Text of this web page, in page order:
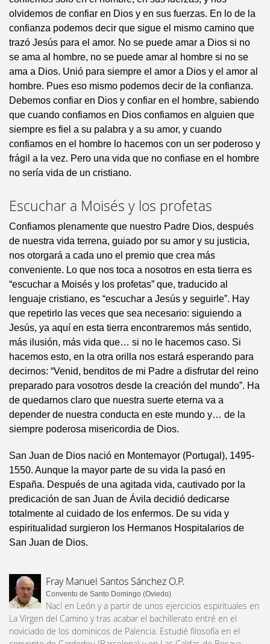
olvidemos de confiar en Dios y en sus fuerzas. En lo de la
confianza podemos decir que sigue el mismo camino que
trazó Jesús para el amor. No se puede amar a Dios si no
se ama al hombre, no se puede amar al hombre si no se
ama a Dios. Unió para siempre el amor a Dios y el amor al
hombre. Pues eso mismo podemos decir de la confianza.
Debemos confiar en Dios y confiar en el hombre, sabiendo
que cuando confiamos en Dios confiamos en alguien que
siempre es fiel a su palabra y a su amor, y cuando
confiamos en el hombre lo hacemos con un ser poderoso y
frágil a la vez. Pero una vida que no confiase en el hombre
no sería vida de un cristiano.
Escuchar a Moisés y los profetas
Confiamos plenamente que nuestro Padre Dios, después
de nuestra vida terrena, guiado por su amor y su justicia,
nos otorgará a cada uno el premio que crea más
conveniente. Lo que nos toca a nosotros en esta tierra es
“escuchar a Moisés y los profetas” que, traducido al
lenguaje cristiano, es “escuchar a Jesús y seguirle”. Hay
que repetirlo las veces que sea necesario: siguiendo a
Jesús, ya aquí en esta tierra encontraremos más sentido,
más ilusión, más vida que… si no le hacemos caso. Si
hacemos esto, en la otra orilla nos estará esperando para
decirnos: “Venid, benditos de mi Padre a disfrutar del reino
preparado para vosotros desde la creación del mundo”. Ha
de quedarnos claro que nuestra suerte eterna va a
depender de nuestra conducta en este mundo y… de la
siempre poderosa misericordia de Dios.
San Juan de Dios nació en Montemayor (Portugal), 1495-
1550. Aunque la mayor parte de su vida la pasó en
España. Después de una agitada vida, cautivado por la
predicación de san Juan de Ávila decidió dedicarse
totalmente al cuidado de los enfermos. De su vida y
espiritualidad surgieron los Hermanos Hospitalarios de
San Juan de Dios.
Fray Manuel Santos Sánchez O.P.
Convento de Santo Domingo (Oviedo)
Nací en León y a partir de unos ejercicios espirituales en
La Virgen del Camino y tras acabar el bachillerato entré en el
noviciado de los dominicos de Palencia. Estudié filosofía en el